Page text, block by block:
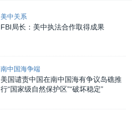
美中关系
FBI局长：美中执法合作取得成果
南中国海争端
美国谴责中国在南中国海有争议岛礁推
行“国家级自然保护区”“破坏稳定”